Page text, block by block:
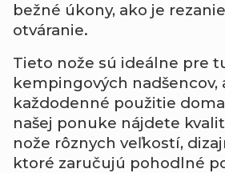
bežné úkony, ako je
otváranie.
Tieto nože sú ideálne pre
kempingových nadšencov,
každodenné použitie
našej ponuke nájdete
nože rôznych veľkostí,
ktoré zaručujú pohodlné